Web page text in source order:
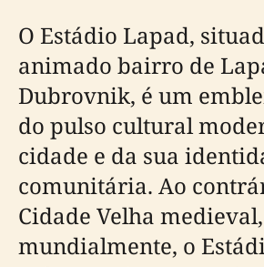
O Estádio Lapad,
animado bairro de
Dubrovnik, é um
do pulso cultural
cidade e da sua
comunitária. Ao
Cidade Velha
mundialmente, o